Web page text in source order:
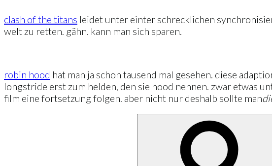
clash of the titans leidet unter einter schrecklichen
welt zu retten. gähn. kann man sich sparen.
robin hood hat man ja schon tausend mal gesehen. diese
longstride erst zum helden, den sie hood nennen. zwar etwas
film eine fortsetzung folgen. aber nicht nur deshalb sollte man